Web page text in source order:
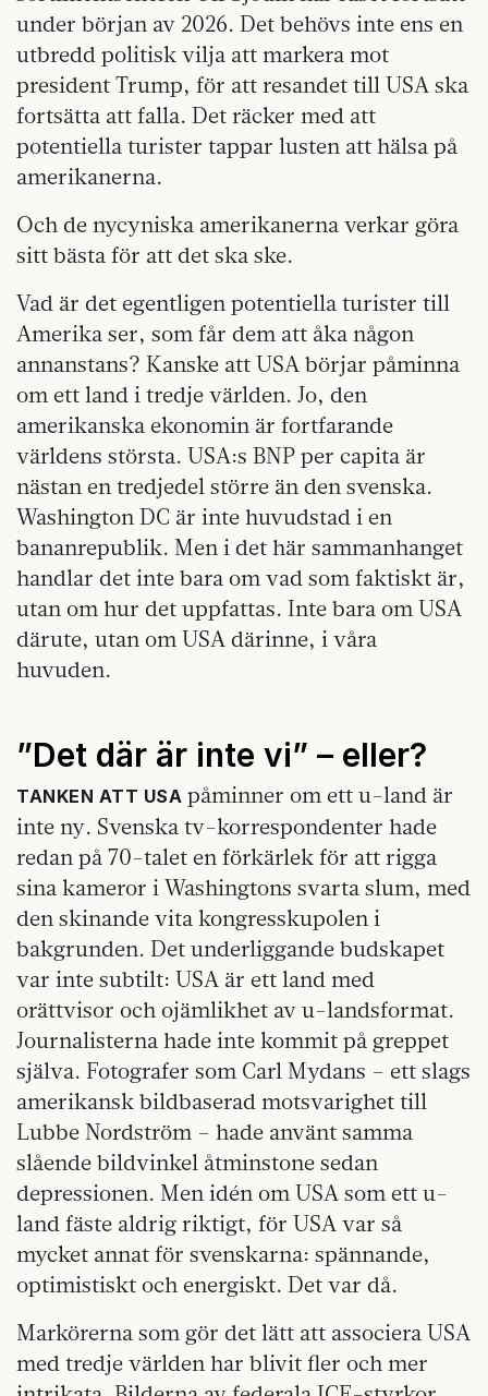
under början av 2026. Det behövs inte ens en
utbredd politisk vilja att markera mot
president Trump, för att resandet till USA ska
fortsätta att falla. Det räcker med att
potentiella turister tappar lusten att hälsa på
amerikanerna.
Och de nycyniska amerikanerna verkar göra
sitt bästa för att det ska ske.
Vad är det egentligen potentiella turister till
Amerika ser, som får dem att åka någon
annanstans? Kanske att USA börjar påminna
om ett land i tredje världen. Jo, den
amerikanska ekonomin är fortfarande
världens största. USA:s BNP per capita är
nästan en tredjedel större än den svenska.
Washington DC är inte huvudstad i en
bananrepublik. Men i det här sammanhanget
handlar det inte bara om vad som faktiskt är,
utan om hur det uppfattas. Inte bara om USA
därute, utan om USA därinne, i våra
huvuden.
”Det där är inte vi” – eller?
TANKEN ATT USA påminner om ett u-land är
inte ny. Svenska tv-korrespondenter hade
redan på 70-talet en förkärlek för att rigga
sina kameror i Washingtons svarta slum, med
den skinande vita kongresskupolen i
bakgrunden. Det underliggande budskapet
var inte subtilt: USA är ett land med
orättvisor och ojämlikhet av u-landsformat.
Journalisterna hade inte kommit på greppet
själva. Fotografer som Carl Mydans – ett slags
amerikansk bildbaserad motsvarighet till
Lubbe Nordström – hade använt samma
slående bildvinkel åtminstone sedan
depressionen. Men idén om USA som ett u-
land fäste aldrig riktigt, för USA var så
mycket annat för svenskarna: spännande,
optimistiskt och energiskt. Det var då.
Markörerna som gör det lätt att associera USA
med tredje världen har blivit fler och mer